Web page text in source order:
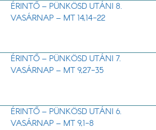
ÉRINTŐ – PÜNKÖSD UTÁNI 8.
VASÁRNAP – MT 14,14-22
ÉRINTŐ – PÜNKÖSD UTÁNI 7.
VASÁRNAP – MT 9,27-35
ÉRINTŐ – PÜNKÖSD UTÁNI 6.
VASÁRNAP – MT 9,1-8